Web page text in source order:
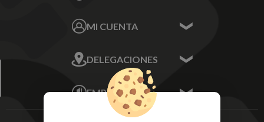
Sobre nosotros
MI CUENTA
Mis Direcciones
Mis Pedidos
Mis favoritos
FAQ's
DELEGACIONES
Écija - Sevilla
Av. Plaza de Toros.
Local 3
EMPRESA
Aviso Legal